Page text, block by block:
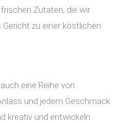
Zutaten, die wir
zu einer köstlichen
eine Reihe von
und jedem Geschmack
kreativ und entwickeln